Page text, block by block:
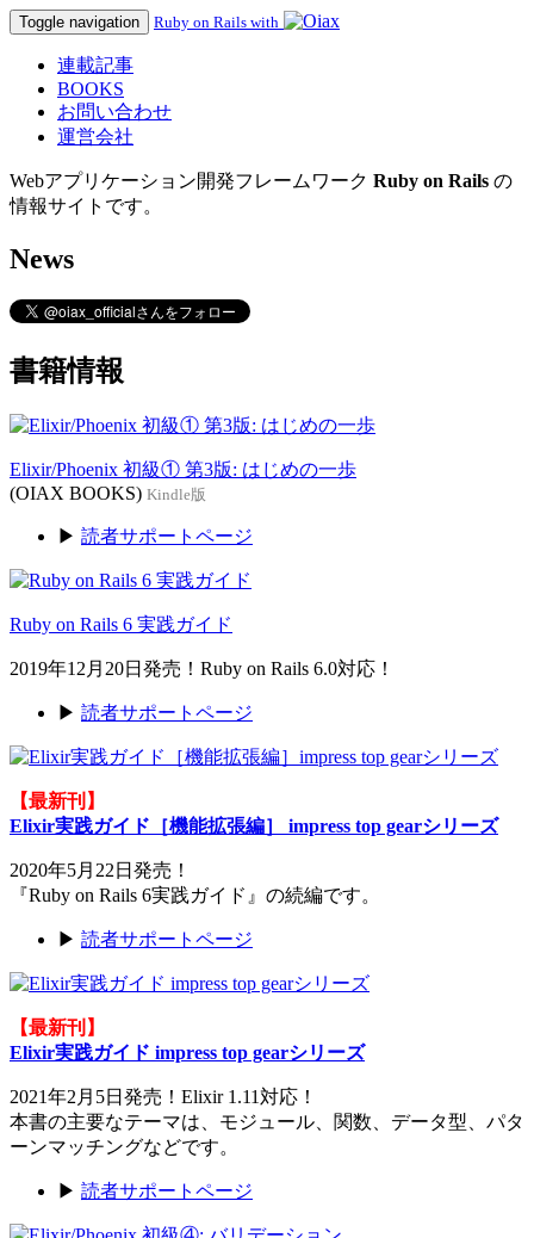
Toggle navigation Ruby on Rails with
連載記事
BOOKS
お問い合わせ
運営会社
Webアプリケーション開発フレームワーク Ruby on Rails の
情報サイトです。
News
書籍情報
Elixir/Phoenix 初級① 第3版: はじめの一歩
(OIAX BOOKS) Kindle版
▶ 読者サポートページ
Ruby on Rails 6 実践ガイド
2019年12月20日発売！Ruby on Rails 6.0対応！
▶ 読者サポートページ
【最新刊】
Elixir実践ガイド［機能拡張編］ impress top gearシリーズ
2020年5月22日発売！
『Ruby on Rails 6実践ガイド』の続編です。
▶ 読者サポートページ
【最新刊】
Elixir実践ガイド impress top gearシリーズ
2021年2月5日発売！Elixir 1.11対応！
本書の主要なテーマは、モジュール、関数、データ型、パタ
ーンマッチングなどです。
▶ 読者サポートページ